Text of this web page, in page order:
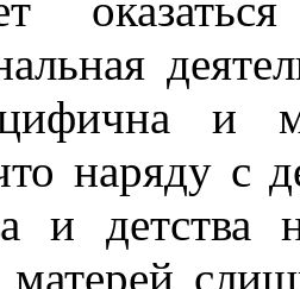
и
наряду с
и детства